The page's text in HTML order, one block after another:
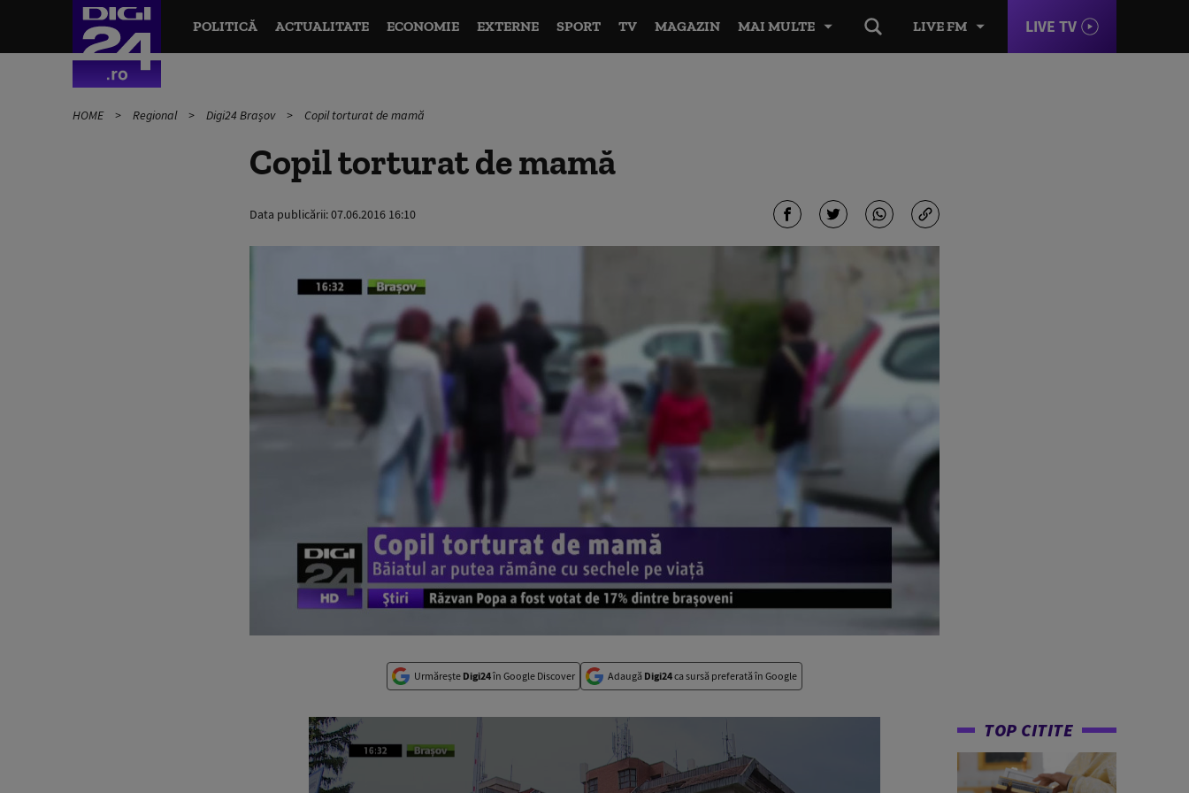
LIVE FM LIVE TV
POLITICĂ ACTUALITATE ECONOMIE EXTERNE SPORT TV MAGAZIN MAI MULTE
HOME Regional Digi24 Brașov Copil torturat de mamă
Copil torturat de mamă
Data publicării:07.06.2016 16:10
Urmărește Digi24în Google Discover Adaugă Digi24ca sursă preferată în Google
TOP CITITE